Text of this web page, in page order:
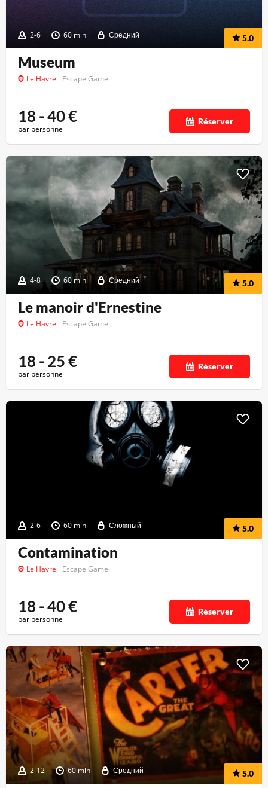
2-6 60 min Средний 5.0
Museum
Le Havre Escape Game
18 - 40€
par personne
Réserver
4-8 60 min Средний 5.0
Le manoir d'Ernestine
Le Havre Escape Game
18 - 25€
par personne
Réserver
2-6 60 min Сложный 5.0
Contamination
Le Havre Escape Game
18 - 40€
par personne
Réserver
2-12 60 min Средний 5.0